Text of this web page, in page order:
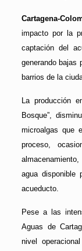
Cartagena-
impacto por la
captación del
generando bajas
barrios de la
La producción
Bosque”,
microalgas que
proceso,
agua disponible
acueducto.
Pese a las
Aguas de
nivel